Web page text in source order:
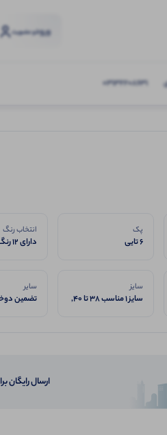
ورودو عضویت
03132208631
پک
6 تایی
انتخاب رنگ
دارای 12 رنگ
سایز
سایز 1 مناسب 38 تا 40,
سایر
تضمین
ارسال رایگان